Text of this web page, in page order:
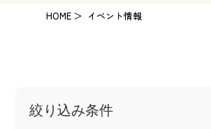
HOME イベント情報
絞り込み条件